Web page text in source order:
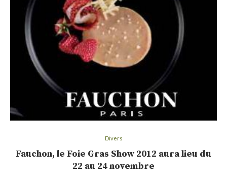
Divers
Fauchon, le Foie Gras Show 2012 aura lieu du
22 au 24 novembre